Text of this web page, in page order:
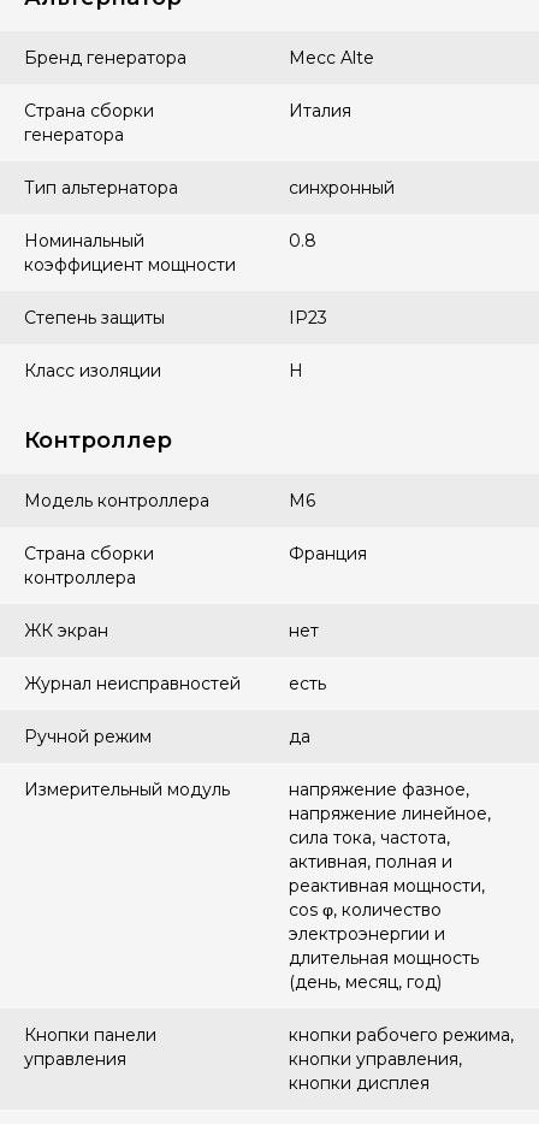
Бренд генератора Mecc Alte
Страна сборки
генератора
Италия
Тип альтернатора синхронный
Номинальный
коэффициент мощности
0.8
Степень защиты IP23
Класс изоляции H
Контроллер
Модель контроллера М6
Страна сборки
контроллера
Франция
ЖК экран нет
Журнал неисправностей есть
Ручной режим да
Измерительный модуль
напряжение фазное,
напряжение линейное,
сила тока, частота,
активная, полная и
реактивная мощности,
cos φ, количество
электроэнергии и
длительная мощность
(день, месяц, год)
Кнопки панели
управления
кнопки рабочего режима,
кнопки управления,
кнопки дисплея